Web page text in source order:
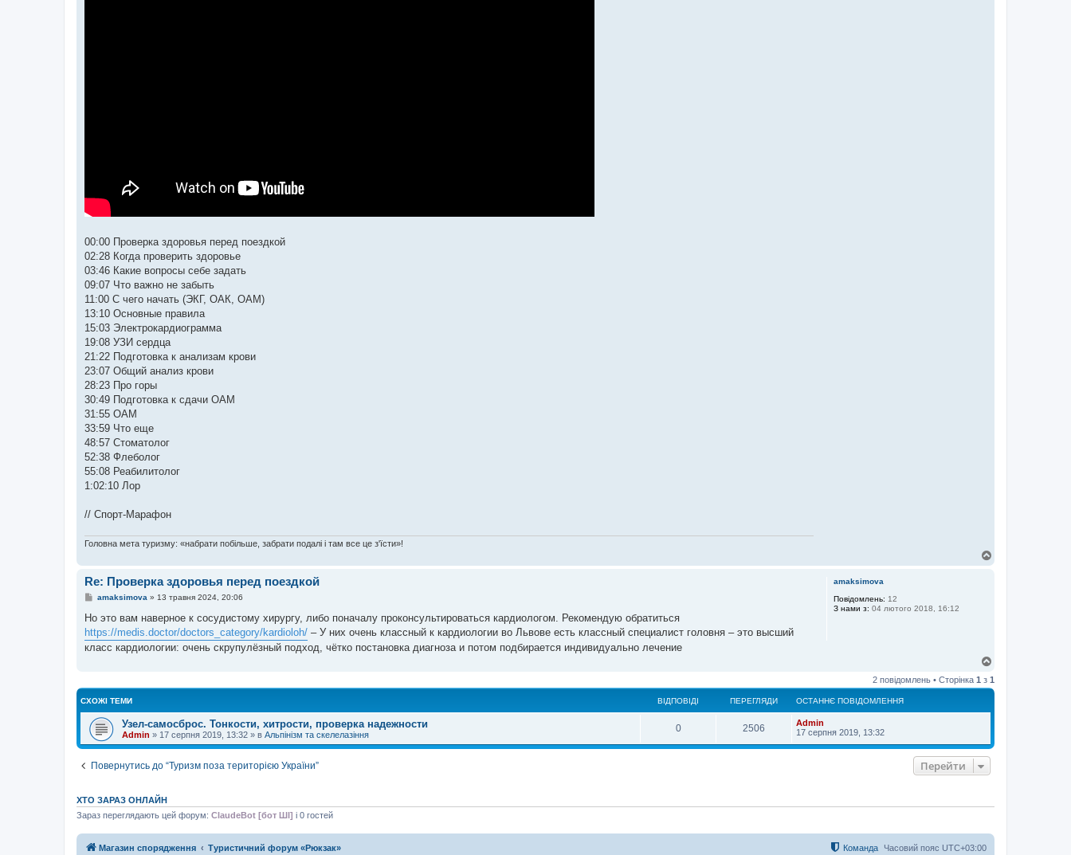
00:00 Проверка здоровья перед поездкой
02:28 Когда проверить здоровье
03:46 Какие вопросы себе задать
09:07 Что важно не забыть
11:00 С чего начать (ЭКГ, ОАК, ОАМ)
13:10 Основные правила
15:03 Электрокардиограмма
19:08 УЗИ сердца
21:22 Подготовка к анализам крови
23:07 Общий анализ крови
28:23 Про горы
30:49 Подготовка к сдачи ОАМ
31:55 ОАМ
33:59 Что еще
48:57 Стоматолог
52:38 Флеболог
55:08 Реабилитолог
1:02:10 Лор
// Спорт-Марафон
Головна мета туризму: «набрати побільше, забрати подалі і там все це з'їсти»!
amaksimova
Повідомлень: 12
З нами з: 04 лютого 2018, 16:12
Re: Проверка здоровья перед поездкой
П
в
д
о
м
н
я
amaksimova » 13 травня 2024, 20:06
Но это вам наверное к сосудистому хирургу, либо поначалу проконсультироваться кардиологом. Рекомендую обратиться
https://medis.doctor/doctors_category/kardioloh/ – У них очень классный к кардиологии во Львове есть классный специалист головня – это высший
класс кардиологии: очень скрупулёзный подход, чётко постановка диагноза и потом подбирается индивидуально лечение
г
о
2 повідомлень • Сторінка 1 з 1
СХОЖІ ТЕМИ ВІДПОВІДІ ПЕРЕГЛЯДИ ОСТАННЄ ПОВІДОМЛЕННЯ
Узел-самосброс. Тонкости, хитрости, проверка надежности
Admin » 17 серпня 2019, 13:32 » в Альпінізм та скелелазіння
0 2506
Admin
17 серпня 2019, 13:32
Повернутись до “Туризм поза територією України” Перейти
ХТО ЗАРАЗ ОНЛАЙН
Зараз переглядають цей форум: ClaudeBot [бот ШІ] і 0 гостей
Магазин спорядження Туристичний форум «Рюкзак» Часовий пояс UTC+03:00
Команда